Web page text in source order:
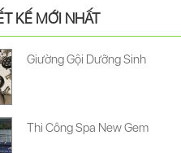
KẾ MỚI NHẤT
Giường Gội Dưỡng Sinh
Thi Công Spa New Gem